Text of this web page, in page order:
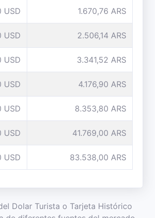
USD 1.670,76 ARS
USD 2.506,14 ARS
USD 3.341,52 ARS
USD 4.176,90 ARS
USD 8.353,80 ARS
USD 41.769,00 ARS
USD 83.538,00 ARS
Dolar Turista o Tarjeta Histórico